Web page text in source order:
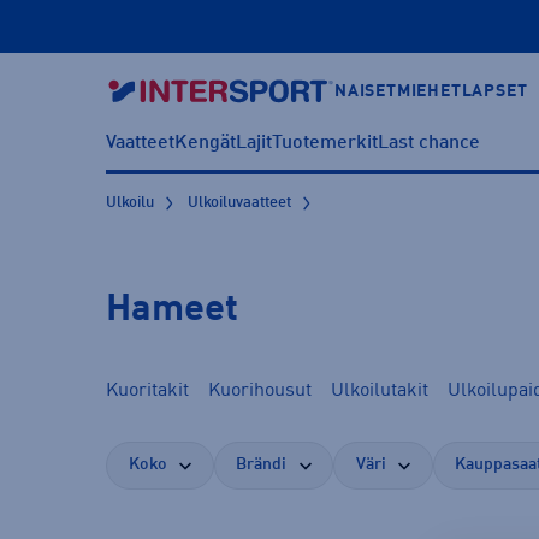
NAISET MIEHET LAPSET
VaatteetKengätLajitTuotemerkitLast chance
Ulkoilu Ulkoiluvaatteet
Hameet
Kuoritakit Kuorihousut Ulkoilutakit
Koko Brändi Väri